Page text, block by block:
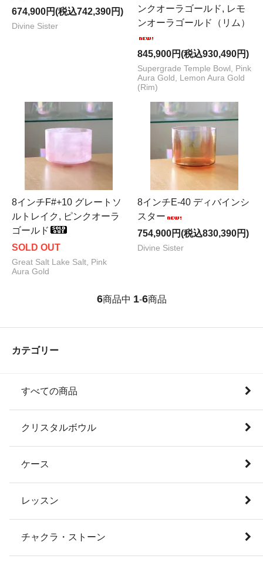
674,900円(税込742,390円)
Divine Sister
ンクオーラゴールド, レモ
ンオーラゴールド（リム）
845,900円(税込930,490円)
Supergrade Temple Bowl, Pink
Aura Gold, Lemon Aura Gold
(Rim)
8インチF#+10 グレートソ
ルトレイク, ピンクオーラ
ゴールド
SOLD OUT
Great Salt Lake Salt, Pink
Aura Gold
8インチE-40 ディバインシ
スター
754,900円(税込830,390円)
Divine Sister
6商品中 1-6商品
カテゴリー
すべての商品
クリスタルボウル
ケース
レッスン
チャクラ・ストーン